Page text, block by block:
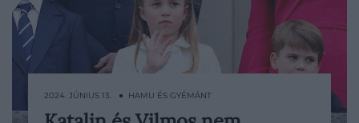
2024. JÚNIUS 13. ● HAMU ÉS GYÉMÁNT